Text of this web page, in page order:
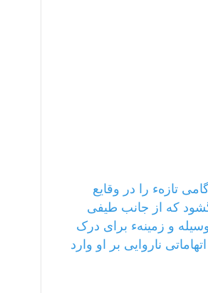
تازهء را در وقایع
که از جانب طیفی
و زمینهء برای درک
ناروایی بر او وارد